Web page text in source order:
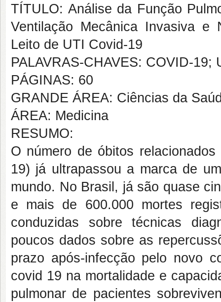
TÍTULO: Análise da Função
Ventilação Mecânica Invasiva e
Leito de UTI Covid-19
PALAVRAS-CHAVES: COVID-19;
PÁGINAS: 60
GRANDE ÁREA: Ciências da
ÁREA: Medicina
RESUMO:
O número de óbitos
19) já ultrapassou a marca de
mundo. No Brasil, já são quase
e mais de 600.000 mortes
conduzidas sobre técnicas
poucos dados sobre as
prazo após-infecção pelo novo
covid 19 na mortalidade e
pulmonar de pacientes